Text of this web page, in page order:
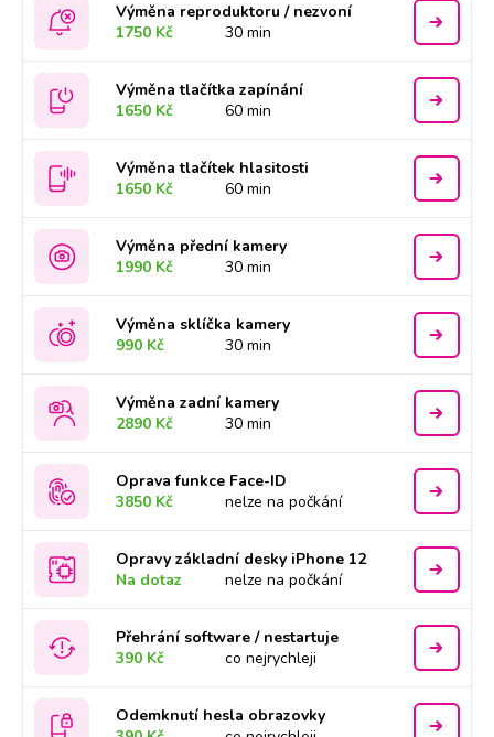
Výměna reproduktoru / nezvoní
1750 Kč
30 min
Výměna tlačítka zapínání
1650 Kč
60 min
Výměna tlačítek hlasitosti
1650 Kč
60 min
Výměna přední kamery
1990 Kč
30 min
Výměna sklíčka kamery
990 Kč
30 min
Výměna zadní kamery
2890 Kč
30 min
Oprava funkce Face-ID
3850 Kč
nelze na počkání
Opravy základní desky iPhone 12
Na dotaz
nelze na počkání
Přehrání software / nestartuje
390 Kč
co nejrychleji
Odemknutí hesla obrazovky